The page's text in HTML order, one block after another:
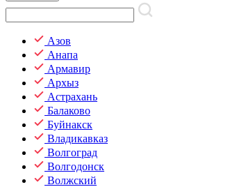
Азов
Анапа
Армавир
Архыз
Астрахань
Балаково
Буйнакск
Владикавказ
Волгоград
Волгодонск
Волжский